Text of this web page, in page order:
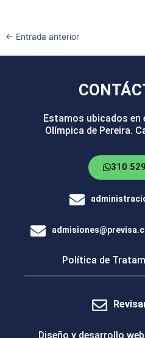
← Entrada anterior
Estamos ubicados en
Olímpica de Pereira.
310
Política de
Diseño y desarrollo